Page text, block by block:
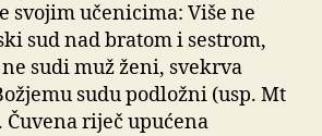
svojim učenicima: Više ne
sud nad bratom i sestrom,
sudi muž ženi, svekrva
sudu podložni (usp. Mt
Čuvena riječ upućena